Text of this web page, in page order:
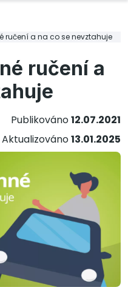
ručení a na co se nevztahuje
ručení a
Publikováno12.07.2021
Aktualizováno13.01.2025